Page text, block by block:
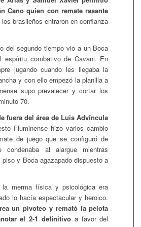
Cano quien con remate rasante
brasileños entraron en confianza
del segundo tiempo vio a un Boca
espíritu combativo de Cavani. En
jugando cuando les llegaba la
y con ello empezó la planilla a
supo prevalecer y cortar los
70.
fuera del área de Luis Advíncula
Fluminense hizo varios cambio
de juego que se configuró de
al alargue mientras
y Boca agazapado dispuesto a
merma física y psicológica era
lo hacía espectacular y heroico.
un pivoteo y remató la pelota
el 2-1 definitivoa favor del